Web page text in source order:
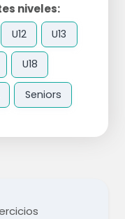
niveles:
U12 U13
U18
Seniors